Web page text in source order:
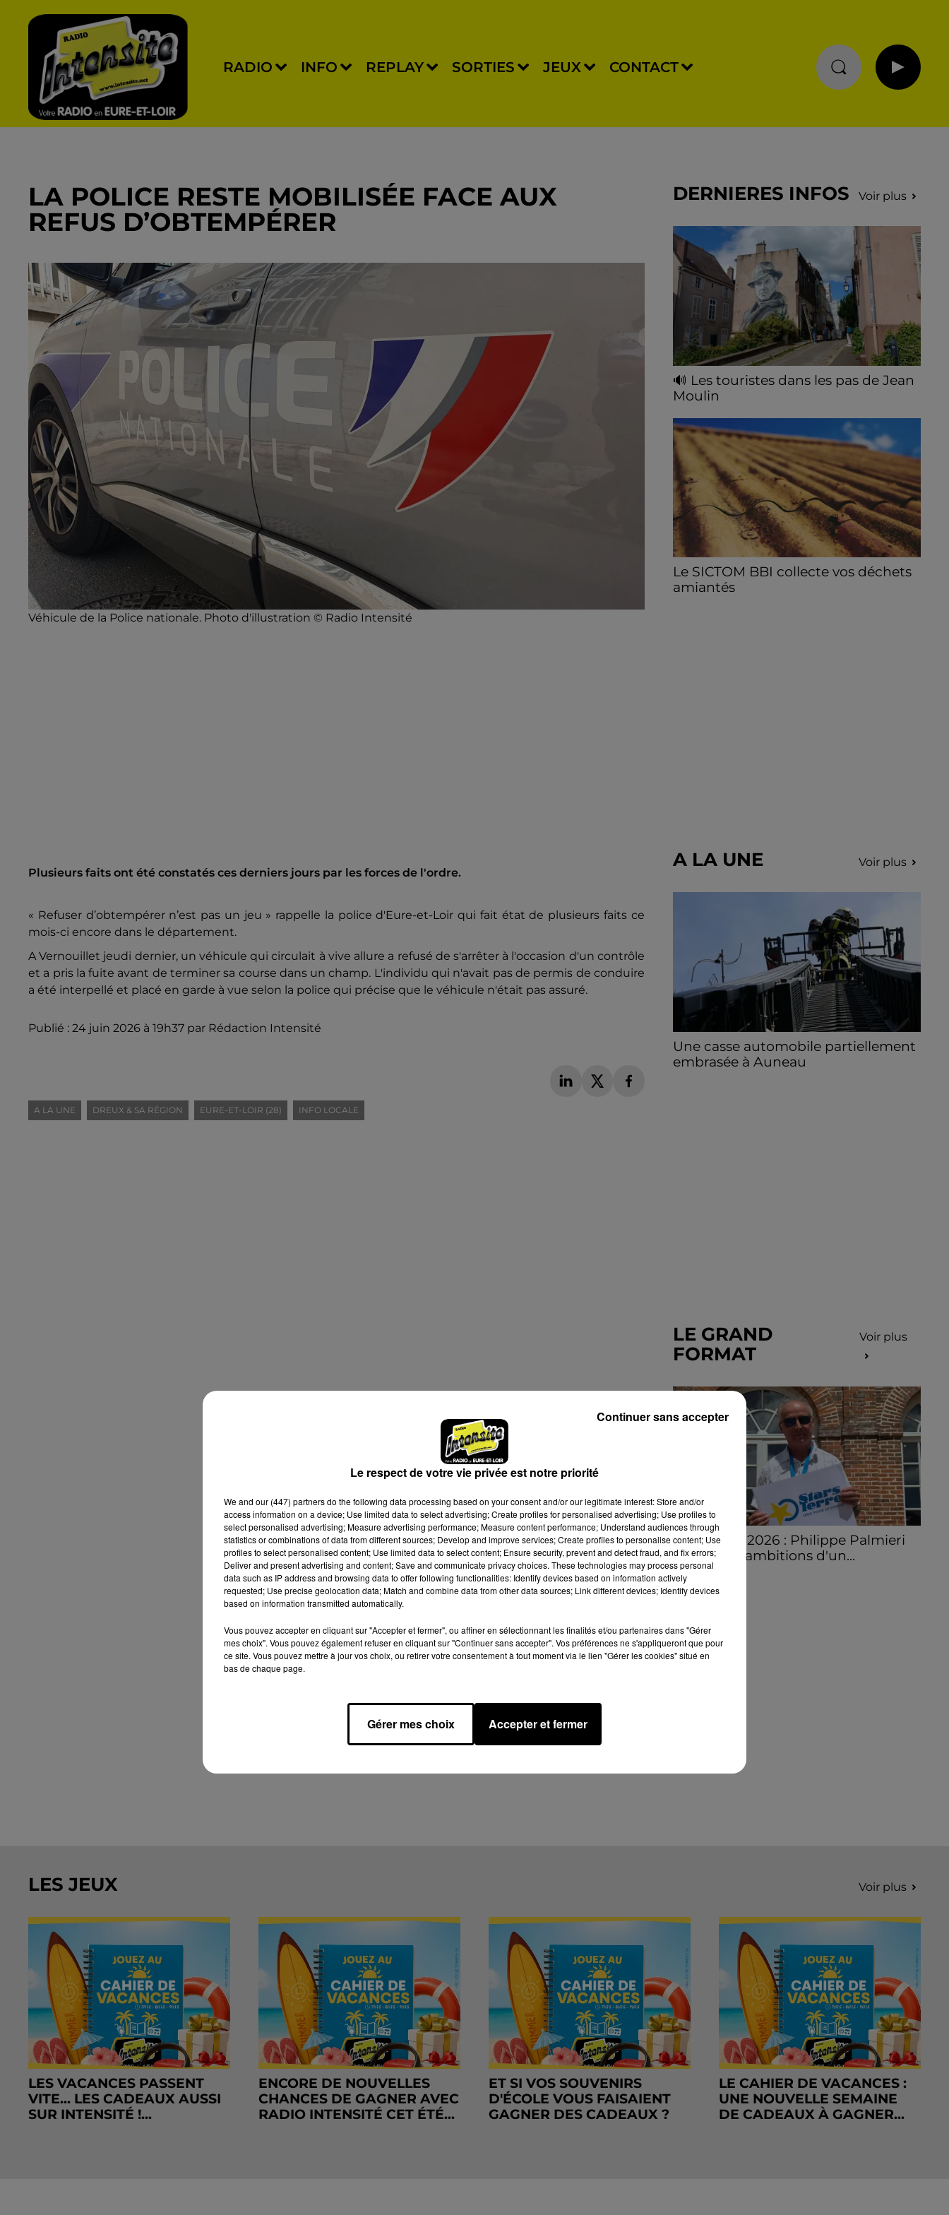
RADIO INFO REPLAY SORTIES JEUX CONTACT
LA POLICE RESTE MOBILISÉE FACE AUX
REFUS D’OBTEMPÉRER
Véhicule de la Police nationale. Photo d'illustration © Radio Intensité
Plusieurs faits ont été constatés ces derniers jours par les forces de l'ordre.
« Refuser d’obtempérer n’est pas un jeu » rappelle la police d'Eure-et-Loir qui fait état de plusieurs faits ce
mois-ci encore dans le département.
A Vernouillet jeudi dernier, un véhicule qui circulait à vive allure a refusé de s'arrêter à l'occasion d'un contrôle
et a pris la fuite avant de terminer sa course dans un champ. L'individu qui n'avait pas de permis de conduire
a été interpellé et placé en garde à vue selon la police qui précise que le véhicule n'était pas assuré.
Publié : 24 juin 2026 à 19h37 par Rédaction Intensité
A LA UNE DREUX & SA RÉGION EURE-ET-LOIR (28) INFO LOCALE
DERNIERES INFOS Voir plus
🔊 Les touristes dans les pas de Jean
Moulin
les sorties estivales de Chartres Tourisme.
Le SICTOM BBI collecte vos déchets
amiantés
A LA UNE Voir plus
Une casse automobile partiellement
embrasée à Auneau
LE GRAND
FORMAT
Voir plus
Stars'Terre 2026 : Philippe Palmieri
dévoile les ambitions d'un...
À quelques semaines de la première
édition de Stars'Terre, organisée du 18 au 20
LES JEUX Voir plus
LES VACANCES PASSENT
VITE... LES CADEAUX AUSSI
SUR INTENSITÉ !...
ENCORE DE NOUVELLES
CHANCES DE GAGNER AVEC
RADIO INTENSITÉ CET ÉTÉ...
ET SI VOS SOUVENIRS
D'ÉCOLE VOUS FAISAIENT
GAGNER DES CADEAUX ?
LE CAHIER DE VACANCES :
UNE NOUVELLE SEMAINE
DE CADEAUX À GAGNER...
Le respect de votre vie privée est notre priorité
We and our (447) partnersdo the following data processing based on your consent and/or our legitimate interest: Store and/or
access information on a device; Use limited data to select advertising; Create profiles for personalised advertising; Use profiles to
select personalised advertising; Measure advertising performance; Measure content performance; Understand audiences through
statistics or combinations of data from different sources; Develop and improve services; Create profiles to personalise content; Use
profiles to select personalised content; Use limited data to select content; Ensure security, prevent and detect fraud, and fix errors;
Deliver and present advertising and content; Save and communicate privacy choices. These technologies may process personal
data such as IP address and browsing data to offer following functionalities: Identify devices based on information actively
requested; Use precise geolocation data; Match and combine data from other data sources; Link different devices; Identify devices
based on information transmitted automatically.
Vous pouvez accepter en cliquant sur "Accepter et fermer", ou affiner en sélectionnant les finalités et/ou partenaires dans "Gérer
mes choix". Vous pouvez également refuser en cliquant sur "Continuer sans accepter". Vos préférences ne s'appliqueront que pour
ce site. Vous pouvez mettre à jour vos choix, ou retirer votre consentement à tout moment via le lien "Gérer les cookies" situé en
bas de chaque page.
Gérer mes choix Accepter et fermer
Continuer sans accepter